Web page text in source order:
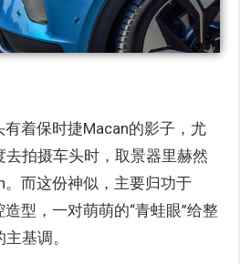
有着保时捷Macan的影子，尤
拍摄车头时，取景器里赫然
而这份神似，主要归功于
型，一对萌萌的“青蛙眼”给整
基调。